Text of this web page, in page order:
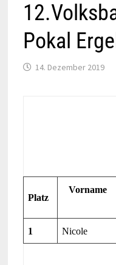
Pokal
14. Dezember 2019
Platz
Vorname
1 Nicole